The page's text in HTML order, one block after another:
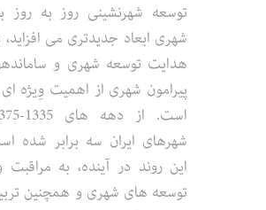
توسعه شهرنشینی روز به روز
شهری ابعاد جدیدتری می
هدایت توسعه شهری و
پیرامون شهری از اهمیت وِیژه ای
شهرهای ایران سه برابر شده
این روند در آینده، به
توسعه های شهری و همچنین